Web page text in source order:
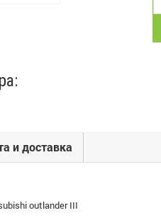
и доставка
outlander III